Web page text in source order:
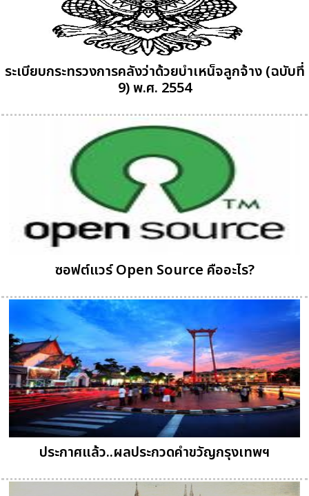
ระเบียบกระทรวงการคลังว่าด้วยบำเหน็จลูกจ้าง (ฉบับที่
9) พ.ศ. 2554
ซอฟต์แวร์ Open Source คืออะไร?
ประกาศแล้ว..ผลประกวดคำขวัญกรุงเทพ​ฯ